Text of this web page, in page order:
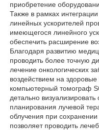
приобретение
Также в рамках
линейных ускорителей
имеющегося линейного
обеспечить расширение
Благодаря развитию
проводить более точную
лечение онкологических
воздействием на здоровые
компьютерный томограф
детально
планирования лучевой
облучения при
позволяет проводить